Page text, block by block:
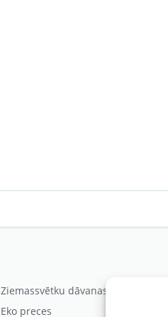
Ziemassvētku dāvanas
Eko preces